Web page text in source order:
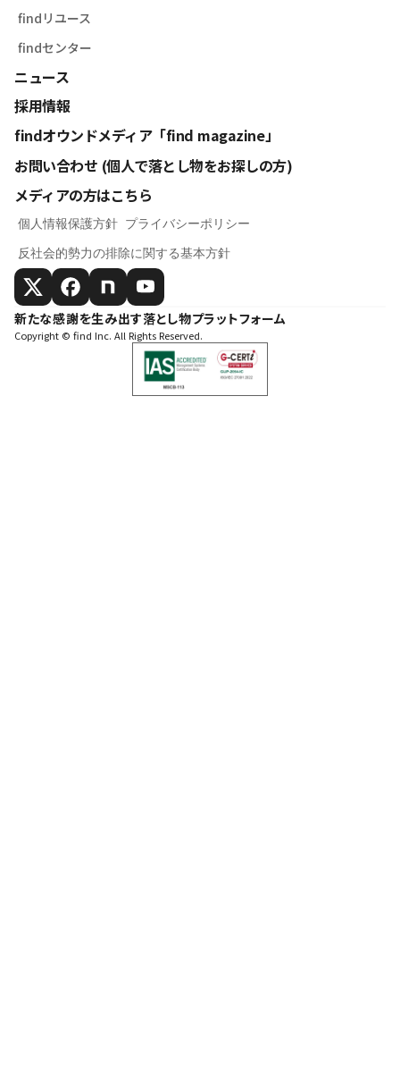
findリユース
findセンター
ニュース
採用情報
findオウンドメディア「find magazine」
お問い合わせ (個人で落とし物をお探しの方)
メディアの方はこちら
個人情報保護方針 プライバシーポリシー
反社会的勢力の排除に関する基本方針
新たな感謝を生み出す落とし物プラットフォーム
Copyright © find Inc. All Rights Reserved.